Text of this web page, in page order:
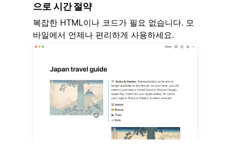
으로 시간 절약
복잡한 HTML이나 코드가 필요 없습니다. 모
바일에서 언제나 편리하게 사용하세요.